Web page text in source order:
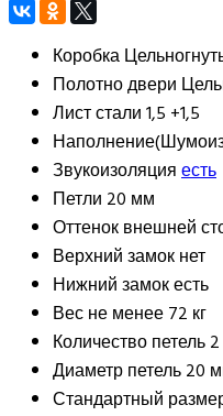
Коробка
Полотно двери
Лист стали1,5 +1,5
Звукоизоляцияесть
Петли 20 мм
Оттенок внешней
Верхний замокнет
Нижний замокесть
Весне менее 72 кг
Количество петель2
Диаметр петель20
Стандартный